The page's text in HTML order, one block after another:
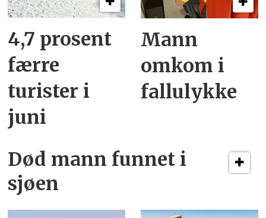
4,7 prosent
færre
turister i
juni
Mann
omkom i
fallulykke
Død mann funnet i
sjøen